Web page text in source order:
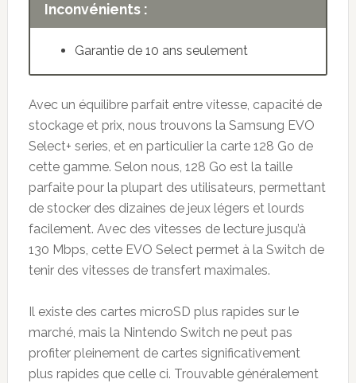
Inconvénients :
Garantie de 10 ans seulement
Avec un équilibre parfait entre vitesse, capacité de
stockage et prix, nous trouvons la Samsung EVO
Select+ series, et en particulier la carte 128 Go de
cette gamme. Selon nous, 128 Go est la taille
parfaite pour la plupart des utilisateurs, permettant
de stocker des dizaines de jeux légers et lourds
facilement. Avec des vitesses de lecture jusqu’à
130 Mbps, cette EVO Select permet à la Switch de
tenir des vitesses de transfert maximales.
Il existe des cartes microSD plus rapides sur le
marché, mais la Nintendo Switch ne peut pas
profiter pleinement de cartes significativement
plus rapides que celle ci. Trouvable généralement